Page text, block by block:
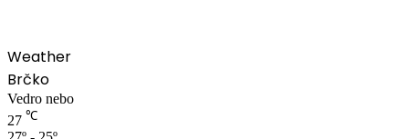
Weather
Brčko
Vedro nebo
27 ℃